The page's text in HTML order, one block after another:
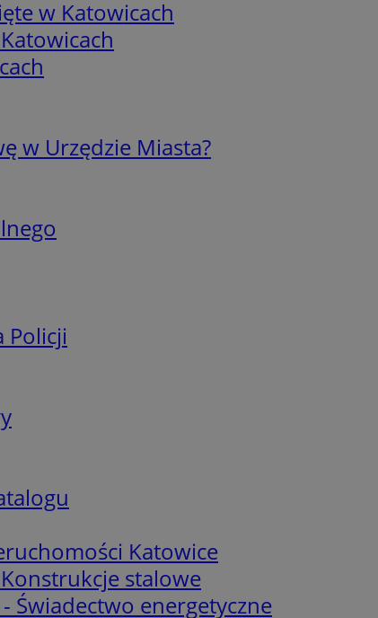
w Katowicach
w Urzędzie Miasta?
Policji
Katowice
stalowe
Świadectwo energetyczne